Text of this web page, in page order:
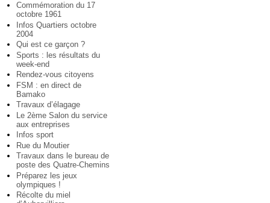
Commémoration du 17
octobre 1961
Infos Quartiers octobre
2004
Qui est ce garçon ?
Sports : les résultats du
week-end
Rendez-vous citoyens
FSM : en direct de
Bamako
Travaux d’élagage
Le 2ème Salon du service
aux entreprises
Infos sport
Rue du Moutier
Travaux dans le bureau de
poste des Quatre-Chemins
Préparez les jeux
olympiques !
Récolte du miel